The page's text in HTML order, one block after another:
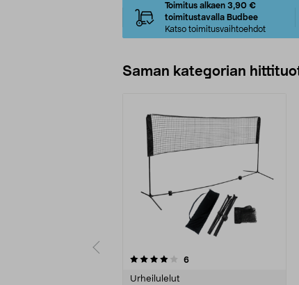
Toimitus alkaen 3,90 €
toimitustavalla Budbee
Katso toimitusvaihtoehdot
Saman kategorian
6arvostelut
Urheilulelut
5.0 viidestä